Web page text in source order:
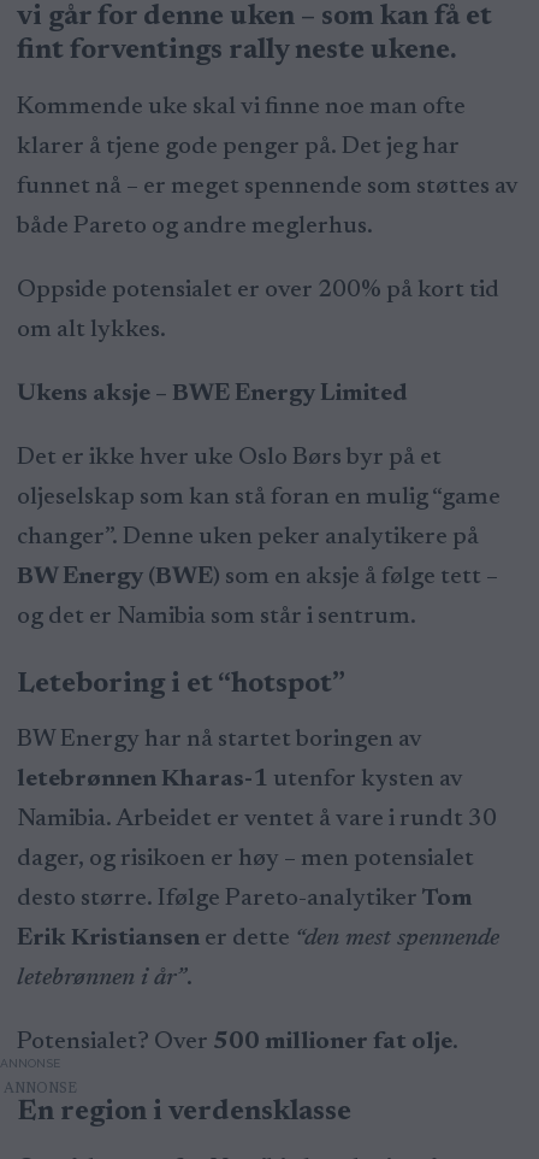
vi går for denne uken – som kan få et
fint forventings rally neste ukene.
Kommende uke skal vi finne noe man ofte
klarer å tjene gode penger på. Det jeg har
funnet nå – er meget spennende som støttes av
både Pareto og andre meglerhus.
Oppside potensialet er over 200% på kort tid
om alt lykkes.
Ukens aksje – BWE Energy Limited
Det er ikke hver uke Oslo Børs byr på et
oljeselskap som kan stå foran en mulig “game
changer”. Denne uken peker analytikere på
BW Energy (BWE) som en aksje å følge tett –
og det er Namibia som står i sentrum.
Leteboring i et “hotspot”
BW Energy har nå startet boringen av
letebrønnen Kharas-1 utenfor kysten av
Namibia. Arbeidet er ventet å vare i rundt 30
dager, og risikoen er høy – men potensialet
desto større. Ifølge Pareto-analytiker Tom
Erik Kristiansener dette “den mest spennende
letebrønnen i år”.
Potensialet? Over 500 millioner fat olje.
ANNONSE
En region i verdensklasse